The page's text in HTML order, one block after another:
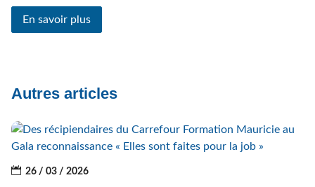
En savoir plus
Autres articles
26 / 03 / 2026